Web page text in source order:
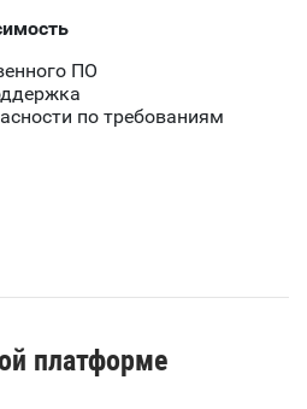
ПО
по требованиям
платформе